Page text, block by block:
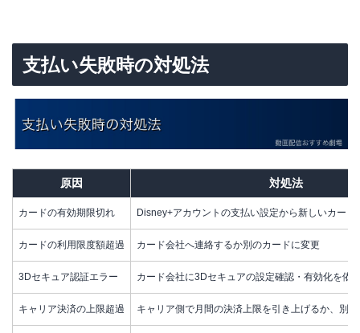
支払い失敗時の対処法
原因 対処法
カードの有効期限切れ Disney+アカウントの支払い設定から新しいカード
カードの利用限度額超過 カード会社へ連絡するか別のカードに変更
3Dセキュア認証エラー カード会社に3Dセキュアの設定確認・有効化を依
キャリア決済の上限超過 キャリア側で月間の決済上限を引き上げるか、別